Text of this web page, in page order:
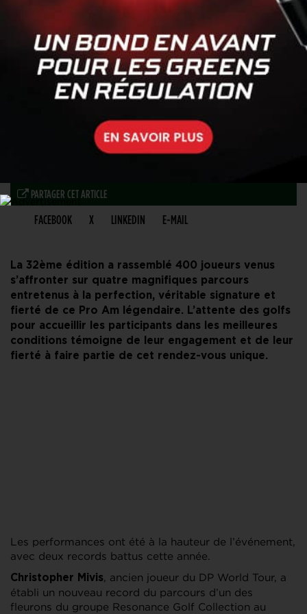
PARTAGER CET ARTICLE
FACEBOOK X LINKEDIN E-MAIL
La 32ème édition a rassemblé 400 joueurs venus
s’affronter sur quatre magnifiques parcours
entretenus à la perfection, véritable signature et
fierté de ce Pro Am légendaire. L’attente des golfs
pour accueillir les participants dans les meilleures
conditions témoigne de leur engagement et de leur
fierté à faire partie de cet rendez-vous unique.
Les performances ont été à la hauteur de l’événement,
avec deux records battus cette année.
Christopher Mivis, ancien joueur du DP World Tour, a
établi un nouveau record du parcours d’un des
fleurons du groupe Resonance Golf Collection au